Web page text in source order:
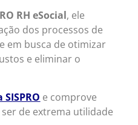
RH eSocial, ele
dos processos de
em busca de otimizar
e eliminar o
e comprove
de extrema utilidade